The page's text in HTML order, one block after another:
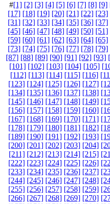
#[1] [2] [3] [4] [5] [6] [7] [8] [9]
[17] [18] [19] [20] [21] [22] [23]
[31] [32] [33] [34] [35] [36] [37]
[45] [46] [47] [48] [49] [50] [51]
[59] [60] [61] [62] [63] [64] [65]
[73] [74] [75] [76] [77] [78] [79]
[87] [88] [89] [90] [91] [92] [93]
[101] [102] [103] [104] [105]
[112] [113] [114] [115] [116]
[123] [124] [125] [126] [127]
[134] [135] [136] [137] [138]
[145] [146] [147] [148] [149]
[156] [157] [158] [159] [160]
[167] [168] [169] [170] [171]
[178] [179] [180] [181] [182]
[189] [190] [191] [192] [193]
[200] [201] [202] [203] [204]
[211] [212] [213] [214] [215]
[222] [223] [224] [225] [226]
[233] [234] [235] [236] [237]
[244] [245] [246] [247] [248]
[255] [256] [257] [258] [259]
[266] [267] [268] [269] [270]